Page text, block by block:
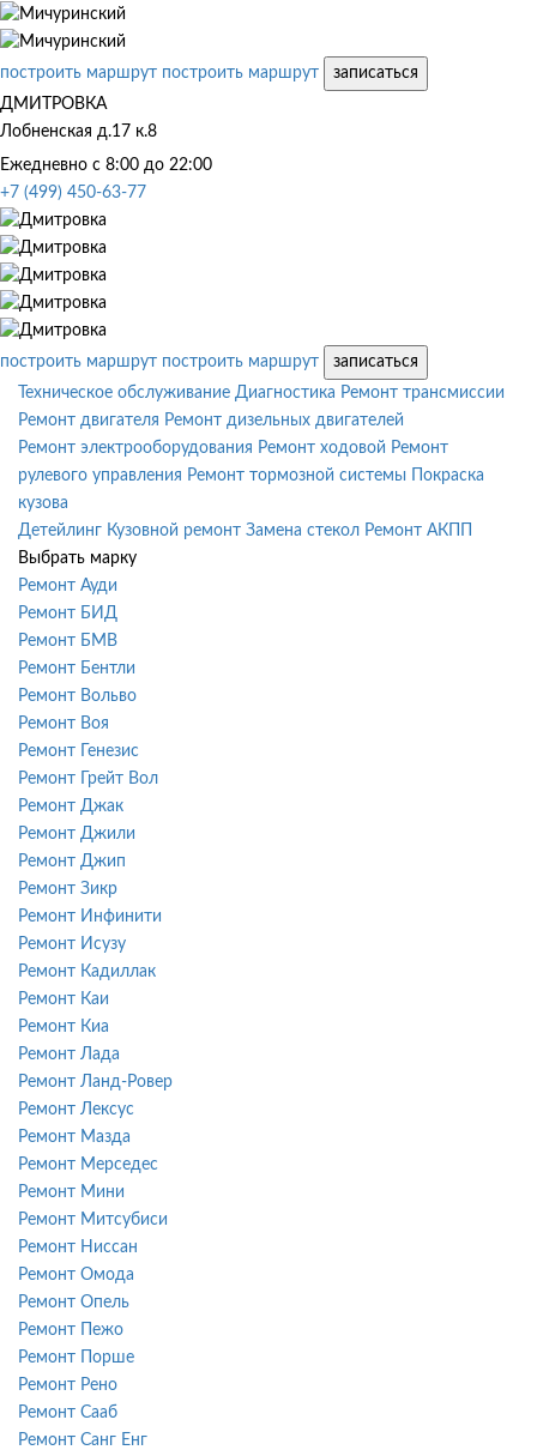
построить маршрут построить маршрут
записаться
ДМИТРОВКА
Лобненская д.17 к.8
Ежедневно с 8:00 до 22:00
+7 (499) 450-63-77
построить маршрут построить маршрут
записаться
Техническое обслуживание Диагностика Ремонт трансмиссии
Ремонт двигателя Ремонт дизельных двигателей
Ремонт электрооборудования Ремонт ходовой Ремонт
рулевого управления Ремонт тормозной системы
Покраска
кузова
Детейлинг Кузовной ремонт Замена стекол Ремонт АКПП
Выбрать марку
Ремонт Ауди
Ремонт БИД
Ремонт БМВ
Ремонт Бентли
Ремонт Вольво
Ремонт Воя
Ремонт Генезис
Ремонт Грейт Вол
Ремонт Джак
Ремонт Джили
Ремонт Джип
Ремонт Зикр
Ремонт Инфинити
Ремонт Исузу
Ремонт Кадиллак
Ремонт Каи
Ремонт Киа
Ремонт Лада
Ремонт Ланд-Ровер
Ремонт Лексус
Ремонт Мазда
Ремонт Мерседес
Ремонт Мини
Ремонт Митсубиси
Ремонт Ниссан
Ремонт Омода
Ремонт Опель
Ремонт Пежо
Ремонт Порше
Ремонт Рено
Ремонт Сааб
Ремонт Санг Енг